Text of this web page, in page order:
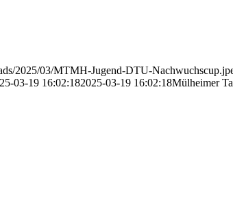
2025/03/MTMH-Jugend-DTU-
03-19 16:02:182025-03-19 16:02:18Mülheimer